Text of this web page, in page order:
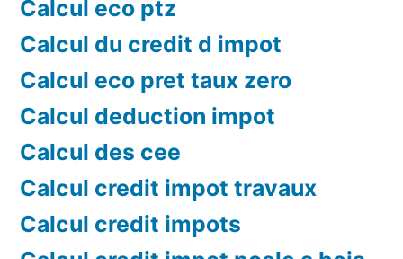
Calcul eco ptz
Calcul du credit d impot
Calcul eco pret taux zero
Calcul deduction impot
Calcul des cee
Calcul credit impot travaux
Calcul credit impots